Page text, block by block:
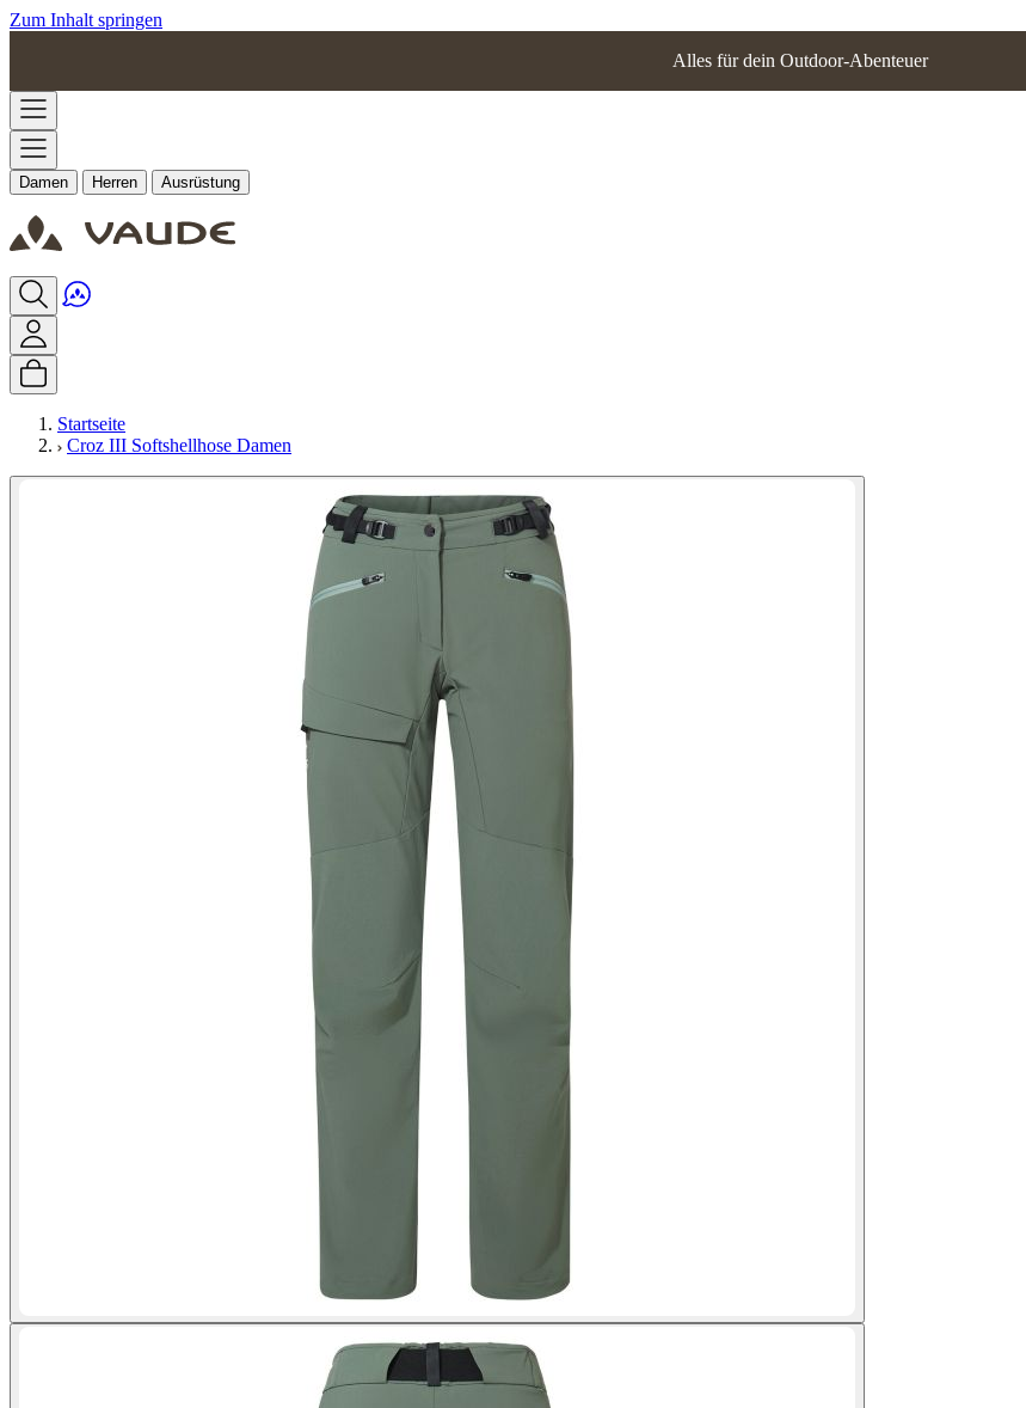
Zum Inhalt springen
Alles für dein Outdoor-Abenteuer
Damen Herren Ausrüstung
Startseite
Croz III Softshellhose Damen